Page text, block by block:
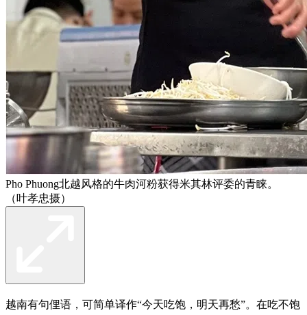
Pho Phuong北越风格的牛肉河粉获得米其林评委的青睐。
（叶孝忠摄）
越南有句俚语，可简单译作“今天吃饱，明天再愁”。在吃不饱